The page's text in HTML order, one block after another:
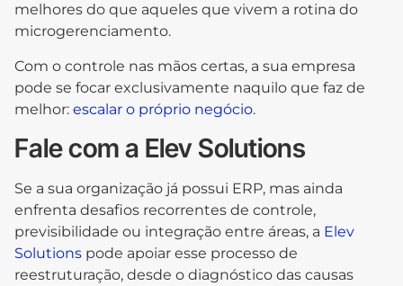
melhores do que aqueles que vivem a rotina do
microgerenciamento.
Com o controle nas mãos certas, a sua empresa
pode se focar exclusivamente naquilo que faz de
melhor: escalar o próprio negócio.
Fale com a Elev Solutions
Se a sua organização já possui ERP, mas ainda
enfrenta desafios recorrentes de controle,
previsibilidade ou integração entre áreas, a Elev
Solutions pode apoiar esse processo de
reestruturação, desde o diagnóstico das causas